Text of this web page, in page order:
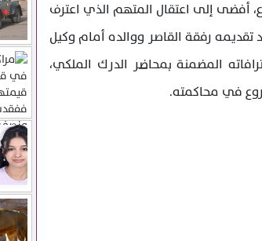
أفضى إلى اعتقال المتهم الذي اعترف
تقديمه رفقة القاصر ووالده أمام وكيل
المضمنة بمحاضر الدرك الملكي،
في محاكمته.